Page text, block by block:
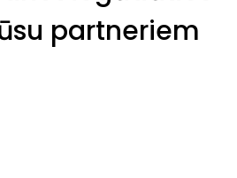
partneriem